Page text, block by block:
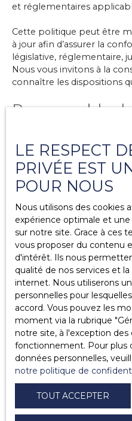
et réglementaires
Cette politique peut être
à jour afin d’assurer la
législative, réglementaire,
Nous vous invitons à la
connaître les dispositions
Responsable
Le directeur de
BOULENC Adraël en sa
Générale Boulenc •
capital de 5000 € • SIRET
38851816793 7 • Carte pro
délivrée par Hérault Av.
La société ne doit recevoir
effets ou valeurs que ceux
rémunération ou de sa
auprès de SOCAF 26 Rue
Conformément à l’article
consommation, en cas de
possibilité de recourir
consommation dont
Coordonnées du
- Nom: MEDIATION
- Adresse: 2 impasse de
- Commune: Nancy 54000
- E-mail:
- Site web:https://
LE RESPECT
PRIVÉE EST
POUR NOUS
Nous utilisons des cookies
expérience optimale et
sur notre site. Grace à ces
vous proposer du contenu
d'intérêt. Ils nous
qualité de nos services et
internet. Nous utiliserons
personnelles pour
accord. Vous pouvez les
moment via la rubrique
notre site, à l'exception des
fonctionnement. Pour plus
données personnelles,
notre politique de
TOUT ACCEPTER